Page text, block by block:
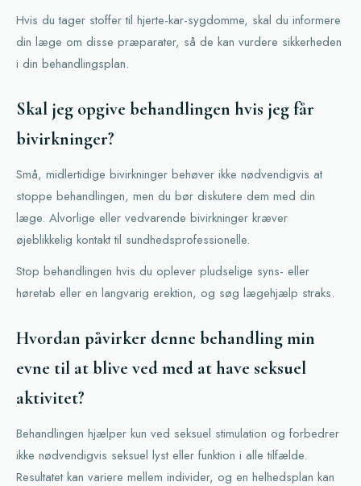
Hvis du tager stoffer til hjerte-kar-sygdomme, skal du informere
din læge om disse præparater, så de kan vurdere sikkerheden
i din behandlingsplan.
Skal jeg opgive behandlingen hvis jeg får
bivirkninger?
Små, midlertidige bivirkninger behøver ikke nødvendigvis at
stoppe behandlingen, men du bør diskutere dem med din
læge. Alvorlige eller vedvarende bivirkninger kræver
øjeblikkelig kontakt til sundhedsprofessionelle.
Stop behandlingen hvis du oplever pludselige syns- eller
høretab eller en langvarig erektion, og søg lægehjælp straks.
Hvordan påvirker denne behandling min
evne til at blive ved med at have seksuel
aktivitet?
Behandlingen hjælper kun ved seksuel stimulation og forbedrer
ikke nødvendigvis seksuel lyst eller funktion i alle tilfælde.
Resultatet kan variere mellem individer, og en helhedsplan kan